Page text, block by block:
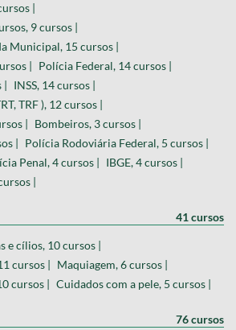
|
9 cursos |
Municipal, 15 cursos |
| Polícia Federal, 14 cursos |
| INSS, 14 cursos |
TRF ), 12 cursos |
| Bombeiros, 3 cursos |
| Polícia Rodoviária Federal, 5 cursos |
Penal, 4 cursos | IBGE, 4 cursos |
|
41 cursos
e cílios, 10 cursos |
cursos | Maquiagem, 6 cursos |
cursos | Cuidados com a pele, 5 cursos |
76 cursos